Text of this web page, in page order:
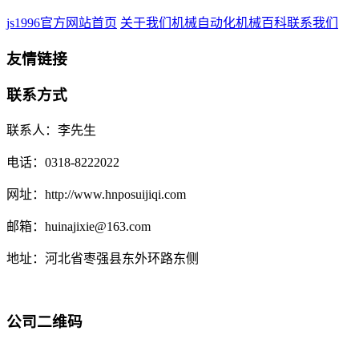
js1996官方网站首页 关于我们 机械自动化机械百科联系我们
友情链接
联系方式
联系人：李先生
电话：0318-8222022
网址：http://www.hnposuijiqi.com
邮箱：huinajixie@163.com
地址：河北省枣强县东外环路东侧
公司二维码